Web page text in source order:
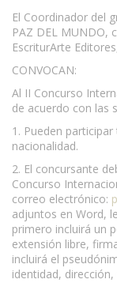
El Coordinador del
PAZ DEL MUNDO,
EscriturArte
CONVOCAN:
Al II Concurso
de acuerdo con las
1. Pueden
nacionalidad.
2. El concursante
Concurso
correo electrónico:
adjuntos en Word,
primero incluirá un
extensión libre,
incluirá el
identidad,